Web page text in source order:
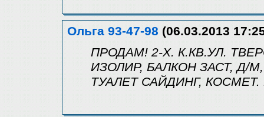
Ольга 93-47-98 (06.03.2013
ПРОДАМ! 2-Х. К.КВ.УЛ.
ИЗОЛИР, БАЛКОН ЗАСТ, Д/
ТУАЛЕТ САЙДИНГ,